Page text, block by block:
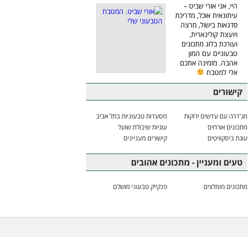
היי, אני אורי שביט –
עיתונאית אוכל, מדריכת
סדנאות בישול, מרצה
ויועצת קולינארית,
ועורכת בלוג מתכונים
טבעוניים עם המון
אהבה. מזמינה אתכם
אלי למטבח
קישורים
מג'דרה עם עדשים ירוקות
מסעדות טבעוניות בתל אביב
מתכונים אורחים
עוגיות שיבולת שועל
עוגת ביסקוויטים
קישורים מעניינים
טעים ומעניין - מתכונים אהובים
מתכונים מומלצים פנקייק טבעוני מושלם